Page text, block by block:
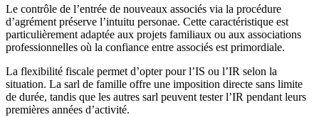
Le contrôle de l’entrée de nouveaux associés via la procédure
d’agrément préserve l’intuitu personae. Cette caractéristique est
particulièrement adaptée aux projets familiaux ou aux associations
professionnelles où la confiance entre associés est primordiale.
La flexibilité fiscale permet d’opter pour l’IS ou l’IR selon la
situation. La sarl de famille offre une imposition directe sans limite
de durée, tandis que les autres sarl peuvent tester l’IR pendant leurs
premières années d’activité.